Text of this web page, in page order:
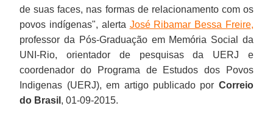
de suas faces, nas formas de relacionamento com os
povos indígenas", alerta José Ribamar Bessa Freire,
professor da Pós-Graduação em Memória Social da
UNI-Rio, orientador de pesquisas da UERJ e
coordenador do Programa de Estudos dos Povos
Indigenas (UERJ), em artigo publicado por Correio
do Brasil , 01-09-2015.